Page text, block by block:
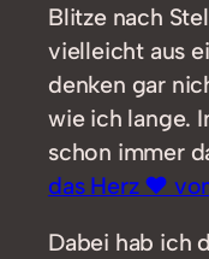
Blitze nach
vielleicht aus
denken gar
wie ich lange.
schon immer
das Herz ❤️
Dabei hab ich